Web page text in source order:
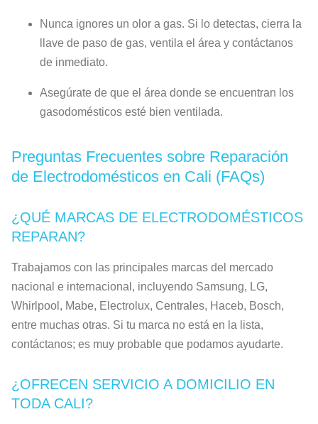
Nunca ignores un olor a gas. Si lo detectas, cierra la
llave de paso de gas, ventila el área y contáctanos
de inmediato.
Asegúrate de que el área donde se encuentran los
gasodomésticos esté bien ventilada.
Preguntas Frecuentes sobre Reparación
de Electrodomésticos en Cali (FAQs)
¿QUÉ MARCAS DE ELECTRODOMÉSTICOS
REPARAN?
Trabajamos con las principales marcas del mercado
nacional e internacional, incluyendo Samsung, LG,
Whirlpool, Mabe, Electrolux, Centrales, Haceb, Bosch,
entre muchas otras. Si tu marca no está en la lista,
contáctanos; es muy probable que podamos ayudarte.
¿OFRECEN SERVICIO A DOMICILIO EN
TODA CALI?